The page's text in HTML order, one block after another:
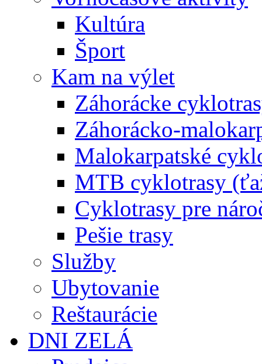
Kultúra
Šport
Kam na výlet
Záhorácke
Záhorácko-
Malokarpatské
MTB cyklotrasy
Cyklotrasy pre
Pešie trasy
Služby
Ubytovanie
Reštaurácie
DNI ZELÁ